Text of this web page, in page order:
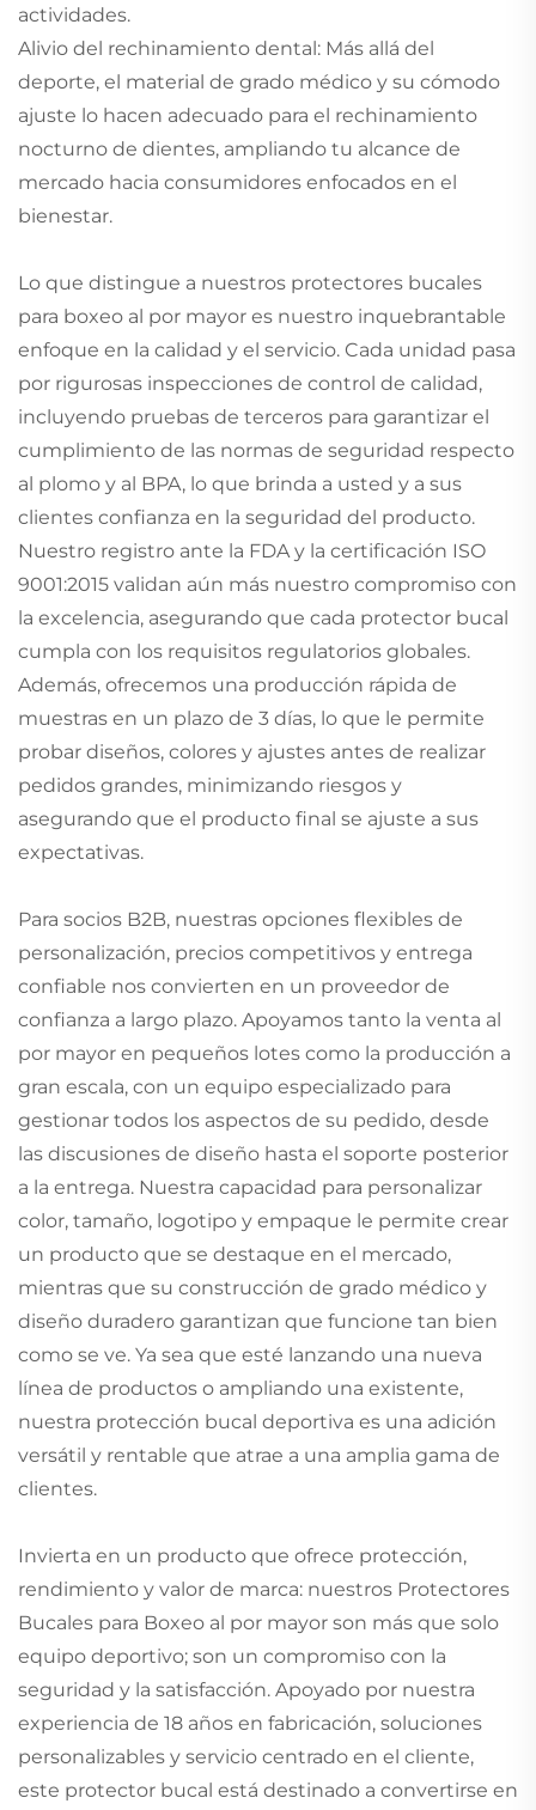
actividades.
Alivio del rechinamiento dental: Más allá del
deporte, el material de grado médico y su cómodo
ajuste lo hacen adecuado para el rechinamiento
nocturno de dientes, ampliando tu alcance de
mercado hacia consumidores enfocados en el
bienestar.
Lo que distingue a nuestros protectores bucales
para boxeo al por mayor es nuestro inquebrantable
enfoque en la calidad y el servicio. Cada unidad pasa
por rigurosas inspecciones de control de calidad,
incluyendo pruebas de terceros para garantizar el
cumplimiento de las normas de seguridad respecto
al plomo y al BPA, lo que brinda a usted y a sus
clientes confianza en la seguridad del producto.
Nuestro registro ante la FDA y la certificación ISO
9001:2015 validan aún más nuestro compromiso con
la excelencia, asegurando que cada protector bucal
cumpla con los requisitos regulatorios globales.
Además, ofrecemos una producción rápida de
muestras en un plazo de 3 días, lo que le permite
probar diseños, colores y ajustes antes de realizar
pedidos grandes, minimizando riesgos y
asegurando que el producto final se ajuste a sus
expectativas.
Para socios B2B, nuestras opciones flexibles de
personalización, precios competitivos y entrega
confiable nos convierten en un proveedor de
confianza a largo plazo. Apoyamos tanto la venta al
por mayor en pequeños lotes como la producción a
gran escala, con un equipo especializado para
gestionar todos los aspectos de su pedido, desde
las discusiones de diseño hasta el soporte posterior
a la entrega. Nuestra capacidad para personalizar
color, tamaño, logotipo y empaque le permite crear
un producto que se destaque en el mercado,
mientras que su construcción de grado médico y
diseño duradero garantizan que funcione tan bien
como se ve. Ya sea que esté lanzando una nueva
línea de productos o ampliando una existente,
nuestra protección bucal deportiva es una adición
versátil y rentable que atrae a una amplia gama de
clientes.
Invierta en un producto que ofrece protección,
rendimiento y valor de marca: nuestros Protectores
Bucales para Boxeo al por mayor son más que solo
equipo deportivo; son un compromiso con la
seguridad y la satisfacción. Apoyado por nuestra
experiencia de 18 años en fabricación, soluciones
personalizables y servicio centrado en el cliente,
este protector bucal está destinado a convertirse en